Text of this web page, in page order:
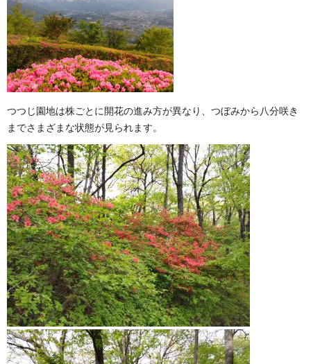
つつじ園地は株ごとに開花の進み方が異なり、つぼみから八分咲き
までさまざまな状態が見られます。